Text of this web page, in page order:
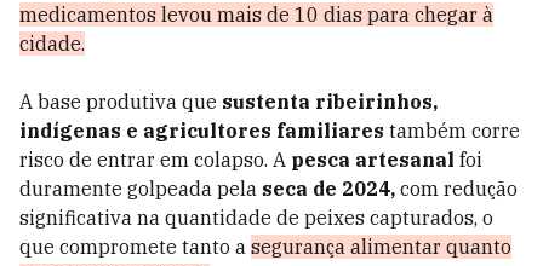
medicamentos levou mais de 10 dias para chegar à
cidade.
A base produtiva que sustenta ribeirinhos,
indígenas e agricultores familiares também corre
risco de entrar em colapso. A pesca artesanal foi
duramente golpeada pela seca de 2024, com redução
significativa na quantidade de peixes capturados, o
que compromete tanto a segurança alimentar quanto